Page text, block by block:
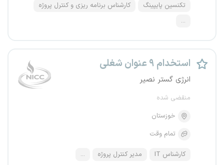
تکنسین پایپینگ
کارشناس برنامه ریزی و کنترل پروژه
...
استخدام ۹ عنوان شغلی
انرژی گستر نصیر
منقضی شده
خوزستان
تمام وقت
کارشناس IT مدیر کنترل پروژه ...